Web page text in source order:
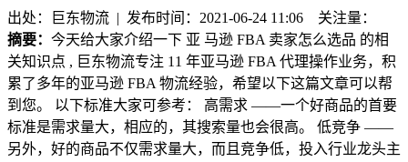
出处：巨东物流 | 发布时间：2021-06-24 11:06 关注量：
摘要： 今天给大家介绍一下 亚 马逊 FBA 卖家怎么选品 的相
关知识点 , 巨东物流专注 11 年亚马逊 FBA 代理操作业务，积
累了多年的亚马逊 FBA 物流经验，希望以下这篇文章可以帮
到您。 以下标准大家可参考： 高需求 ——一个好商品的首要
标准是需求量大，相应的，其搜索量也会很高。 低竞争 ——
另外，好的商品不仅需求量大，而且竞争低，投入行业龙头主